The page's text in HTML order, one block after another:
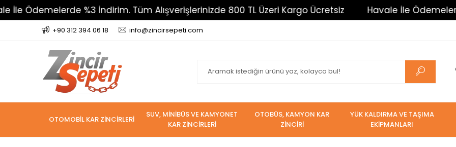
%3 İndirim. Tüm Alışverişlerinizde 800 TL Üzeri Kargo Ücretsiz Havale İle Ödemelerde
+90 312 394 06 18 info@zincirsepeti.com
OTOMOBİL KAR ZİNCİRLERİ
SUV, MİNİBÜS VE KAMYONET
KAR ZİNCİRLERİ
OTOBÜS, KAMYON KAR
ZİNCİRİ
YÜK KALDIRMA VE TAŞIMA
EKİPMANLARI